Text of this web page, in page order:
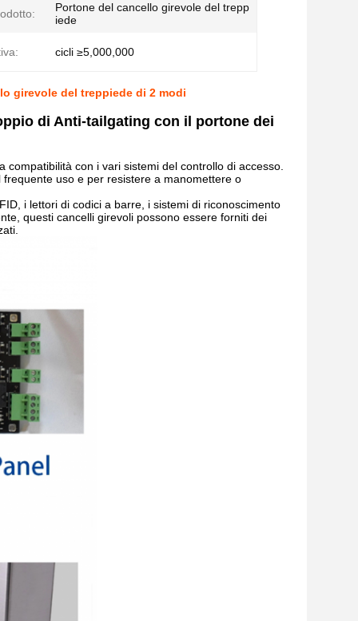
Portone del cancello girevole del trepp
iede
cicli ≥5,000,000
girevole del treppiede di 2 modi
di Anti-tailgating con il portone dei
con i vari sistemi del controllo di accesso.
uso e per resistere a manomettere o
i lettori di codici a barre, i sistemi di riconoscimento
questi cancelli girevoli possono essere forniti dei